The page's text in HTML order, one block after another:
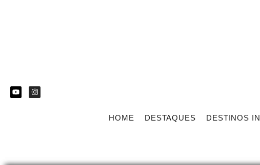
HOME DESTAQUES DESTINOS